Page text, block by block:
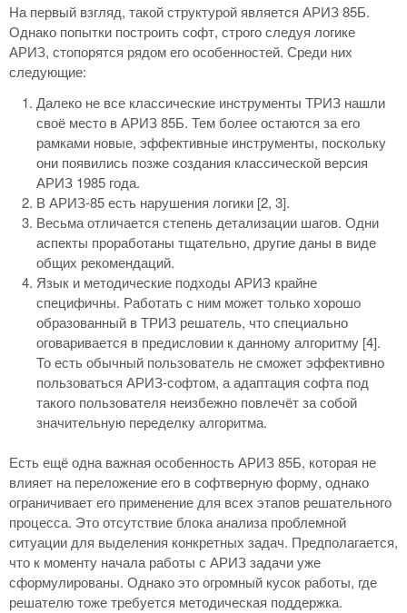
На первый взгляд, такой структурой является АРИЗ 85Б.
Однако попытки построить софт, строго следуя логике
АРИЗ, стопорятся рядом его особенностей. Среди них
следующие:
Далеко не все классические инструменты ТРИЗ нашли
своё место в АРИЗ 85Б. Тем более остаются за его
рамками новые, эффективные инструменты, поскольку
они появились позже создания классической версия
АРИЗ 1985 года.
В АРИЗ-85 есть нарушения логики [2, 3].
Весьма отличается степень детализации шагов. Одни
аспекты проработаны тщательно, другие даны в виде
общих рекомендаций.
Язык и методические подходы АРИЗ крайне
специфичны. Работать с ним может только хорошо
образованный в ТРИЗ решатель, что специально
оговаривается в предисловии к данному алгоритму [4].
То есть обычный пользователь не сможет эффективно
пользоваться АРИЗ-софтом, а адаптация софта под
такого пользователя неизбежно повлечёт за собой
значительную переделку алгоритма.
Есть ещё одна важная особенность АРИЗ 85Б, которая не
влияет на переложение его в софтверную форму, однако
ограничивает его применение для всех этапов решательного
процесса. Это отсутствие блока анализа проблемной
ситуации для выделения конкретных задач. Предполагается,
что к моменту начала работы с АРИЗ задачи уже
сформулированы. Однако это огромный кусок работы, где
решателю тоже требуется методическая поддержка.